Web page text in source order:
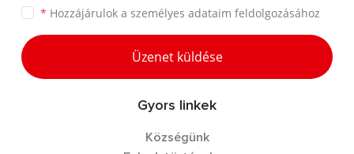
* Hozzájárulok a személyes adataim feldolgozásához
Üzenet küldése
Gyors linkek
Községünk